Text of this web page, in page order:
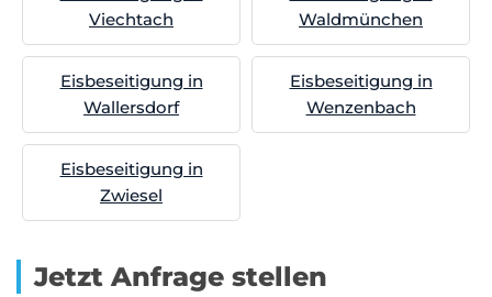
Viechtach
Waldmünchen
Eisbeseitigung in
Wallersdorf
Eisbeseitigung in
Wenzenbach
Eisbeseitigung in
Zwiesel
Jetzt Anfrage stellen